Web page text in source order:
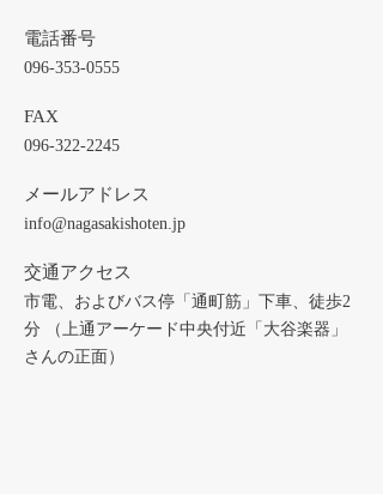
電話番号
096-353-0555
FAX
096-322-2245
メールアドレス
info@nagasakishoten.jp
交通アクセス
市電、およびバス停「通町筋」下車、徒歩2
分 （上通アーケード中央付近「大谷楽器」
さんの正面）